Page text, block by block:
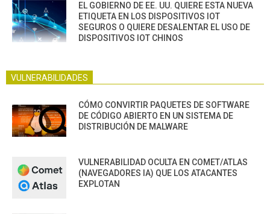
EL GOBIERNO DE EE. UU. QUIERE ESTA NUEVA
ETIQUETA EN LOS DISPOSITIVOS IOT
SEGUROS O QUIERE DESALENTAR EL USO DE
DISPOSITIVOS IOT CHINOS
VULNERABILIDADES
CÓMO CONVIRTIR PAQUETES DE SOFTWARE
DE CÓDIGO ABIERTO EN UN SISTEMA DE
DISTRIBUCIÓN DE MALWARE
VULNERABILIDAD OCULTA EN COMET/ATLAS
(NAVEGADORES IA) QUE LOS ATACANTES
EXPLOTAN